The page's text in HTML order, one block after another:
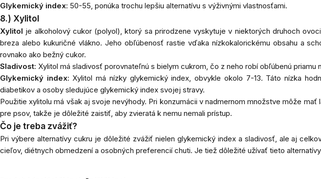
Glykemický index: 50-55, ponúka trochu lepšiu alternatívu s výživnými vlastnosťami.
8.) Xylitol
Xylitol je alkoholový cukor (polyol), ktorý sa prirodzene vyskytuje v niektorých druhoch
breza alebo kukuričné ​​vlákno. Jeho obľúbenosť rastie vďaka nízkokalorickému obsahu a
rovnako ako bežný cukor.
Sladivost: Xylitol má sladivosť porovnateľnú s bielym cukrom, čo z neho robí obľúbenú priamu
Glykemický index: Xylitol má nízky glykemický index, obvykle okolo 7-13. Táto nízka
diabetikov a osoby sledujúce glykemický index svojej stravy.
Použitiexylitolu má však aj svoje nevýhody. Pri konzumácii v nadmernom množstve môže
pre psov, takže je dôležité zaistiť, aby zvieratá k nemu nemali prístup.
Čo je treba zvážiť?
Pri výbere alternatívy cukru je dôležité zvážiť nielen glykemický index a sladivosť, ale aj
cieľov, diétnych obmedzení a osobných preferencií chuti. Je tiež dôležité užívať tieto